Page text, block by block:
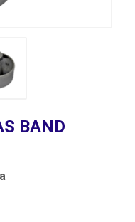
BAND